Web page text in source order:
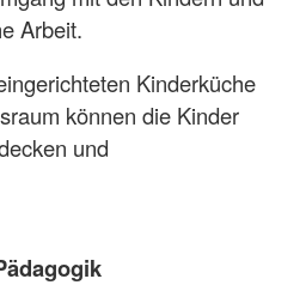
Arbeit.
Kinderküche
können die Kinder
und